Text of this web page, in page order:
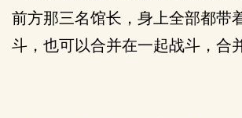
前方那三名馆长，身上全部都带
斗，也可以合并在一起战斗，合